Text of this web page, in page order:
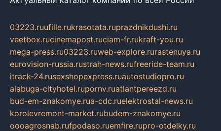
03223.ruufille.rukrasotata.ruprazdnikdushi.ru
veetbox.rucinemapost.ruciam-fr.rukraft-you.ru
mega-press.ru03223.ruweb-explore.rurastenuya.ru
eurovision-russia.rustrah-news.rufreeride-team.ru
itrack-24.rusexshopexpress.ruautostudiopro.ru
alabuga-cityhotel.rupornv.ruatlantpereezd.ru
bud-em-znakomye.rua-cdc.ruelektrostal-news.ru
korolevremont-market.rubudem-znakomye.ru
oooagrosnab.rufpodaso.ruemfire.rupro-otdelky.ru